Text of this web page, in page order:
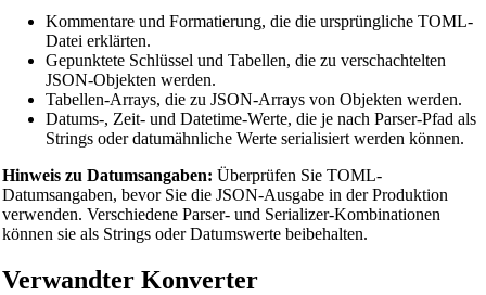
Flächenrechner
Energieumrechner
Datenspeicher-Konverter
Kraftstoffverbrauchsrechner
Leistungsumrechner
Druckumrechner
Geschwindigkeitsumrechner
Zeitumrechner
Kommentare und Formatierung, die die ursprüngliche TOML-
Datei erklärten.
Gepunktete Schlüssel und Tabellen, die zu verschachtelten
JSON-Objekten werden.
Tabellen-Arrays, die zu JSON-Arrays von Objekten werden.
Datums-, Zeit- und Datetime-Werte, die je nach Parser-Pfad als
Strings oder datumähnliche Werte serialisiert werden können.
Hinweis zu Datumsangaben: Überprüfen Sie TOML-
Datumsangaben, bevor Sie die JSON-Ausgabe in der Produktion
verwenden. Verschiedene Parser- und Serializer-Kombinationen
können sie als Strings oder Datumswerte beibehalten.
Verwandter Konverter